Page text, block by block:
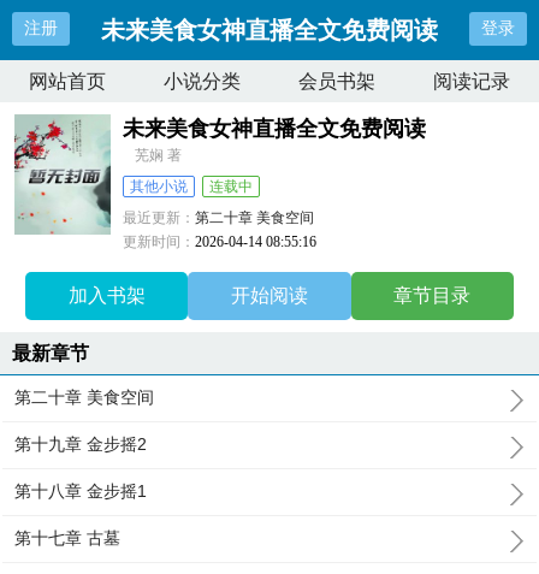
注册 未来美食女神直播全文免费阅读 登录
网站首页 小说分类 会员书架 阅读记录
未来美食女神直播全文免费阅读
芜娴 著
其他小说
连载中
最近更新：第二十章 美食空间
更新时间：2026-04-14 08:55:16
加入书架 开始阅读 章节目录
最新章节
第二十章 美食空间
第十九章 金步摇2
第十八章 金步摇1
第十七章 古墓